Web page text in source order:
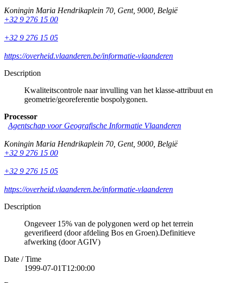
Koningin Maria Hendrikaplein 70 Gent, 9000 België
+32 9 276 15 00
+32 9 276 15 05
https://overheid.vlaanderen.be/informatie-vlaanderen
Description
Kwaliteitscontrole naar invulling van het klasse-attribuut en
geometrie/georeferentie bospolygonen.
Processor
Agentschap voor Geografische Informatie Vlaanderen
Koningin Maria Hendrikaplein 70 Gent, 9000 België
+32 9 276 15 00
+32 9 276 15 05
https://overheid.vlaanderen.be/informatie-vlaanderen
Description
Ongeveer 15% van de polygonen werd op het terrein
geverifieerd (door afdeling Bos en Groen).Definitieve
afwerking (door AGIV)
Date / Time
1999-07-01T12:00:00